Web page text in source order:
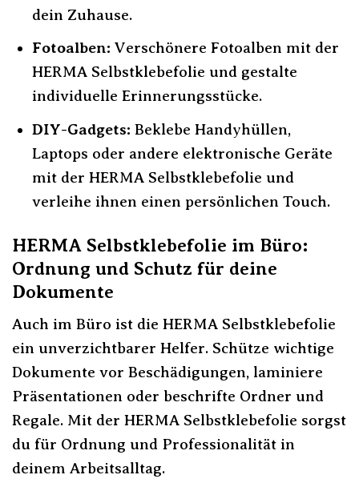
dein Zuhause.
Fotoalben: Verschönere Fotoalben mit der
HERMA Selbstklebefolie und gestalte
individuelle Erinnerungsstücke.
DIY-Gadgets: Beklebe Handyhüllen,
Laptops oder andere elektronische Geräte
mit der HERMA Selbstklebefolie und
verleihe ihnen einen persönlichen Touch.
HERMA Selbstklebefolie im Büro:
Ordnung und Schutz für deine
Dokumente
Auch im Büro ist die HERMA Selbstklebefolie
ein unverzichtbarer Helfer. Schütze wichtige
Dokumente vor Beschädigungen, laminiere
Präsentationen oder beschrifte Ordner und
Regale. Mit der HERMA Selbstklebefolie sorgst
du für Ordnung und Professionalität in
deinem Arbeitsalltag.